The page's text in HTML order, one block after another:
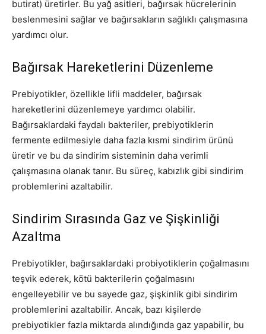
butirat) üretirler. Bu yağ asitleri, bağırsak hücrelerinin
beslenmesini sağlar ve bağırsakların sağlıklı çalışmasına
yardımcı olur.
Bağırsak Hareketlerini Düzenleme
Prebiyotikler, özellikle lifli maddeler, bağırsak
hareketlerini düzenlemeye yardımcı olabilir.
Bağırsaklardaki faydalı bakteriler, prebiyotiklerin
fermente edilmesiyle daha fazla kısmi sindirim ürünü
üretir ve bu da sindirim sisteminin daha verimli
çalışmasına olanak tanır. Bu süreç, kabızlık gibi sindirim
problemlerini azaltabilir.
Sindirim Sırasında Gaz ve Şişkinliği
Azaltma
Prebiyotikler, bağırsaklardaki probiyotiklerin çoğalmasını
teşvik ederek, kötü bakterilerin çoğalmasını
engelleyebilir ve bu sayede gaz, şişkinlik gibi sindirim
problemlerini azaltabilir. Ancak, bazı kişilerde
prebiyotikler fazla miktarda alındığında gaz yapabilir, bu